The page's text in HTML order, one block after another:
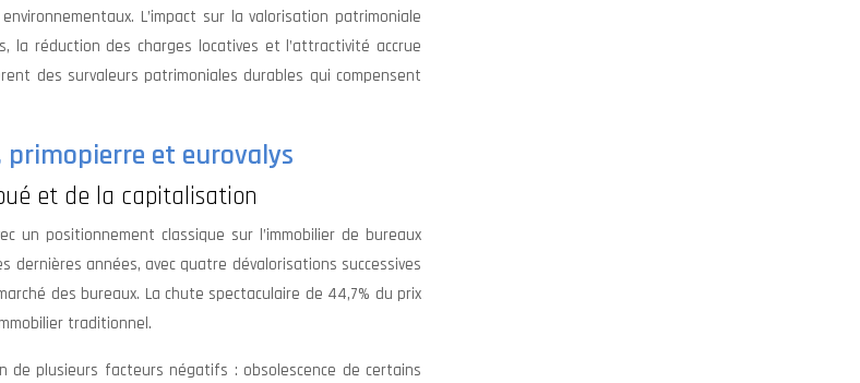
L’impact sur la valorisation patrimoniale
la réduction des charges locatives et l’attractivité accrue
des survaleurs patrimoniales durables qui compensent
primopierre et eurovalys
et de la capitalisation
un positionnement classique sur l’immobilier de bureaux
dernières années, avec quatre dévalorisations successives
des bureaux. La chute spectaculaire de 44,7% du prix
traditionnel.
de plusieurs facteurs négatifs : obsolescence de certains